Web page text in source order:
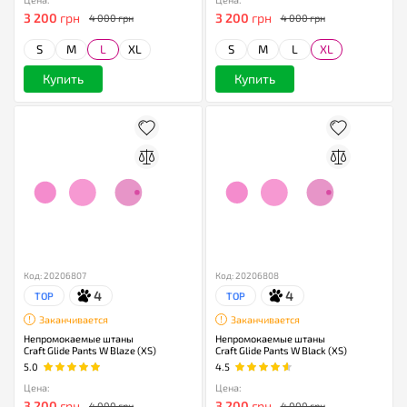
3 200 грн 4 000 грн
S M L XL
Купить
3 200 грн 4 000 грн
S M L XL
Купить
Код: 20206807
TOP 4
Заканчивается
Непромокаемые штаны
Craft Glide Pants W Blaze (XS)
5.0
Цена:
Код: 20206808
TOP 4
Заканчивается
Непромокаемые штаны
Craft Glide Pants W Black (XS)
4.5
Цена: